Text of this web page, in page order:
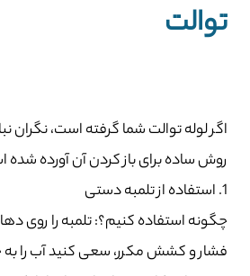
توالت
اگر لوله توالت شما گرفته است، نگران
روش ساده برای باز کردن آن آورده
1. استفاده از تلمبه دستی
چگونه استفاده کنیم؟: تلمبه را روی
فشار و کشش مکرر، سعی کنید آب را